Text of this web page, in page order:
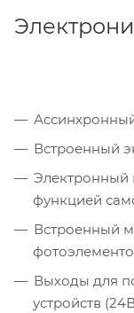
Встроенный
Электронный
функцией
Встроенный
Выходы для
устройств